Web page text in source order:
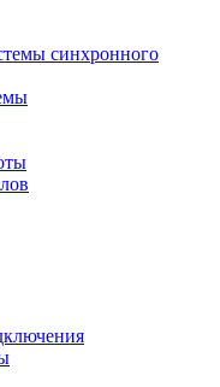
синхронного